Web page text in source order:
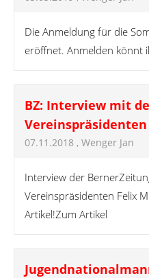
Die Anmeldung für die
eröffnet. Anmelden könnt
BZ: Interview mit
Vereinspräsidenten
07.11.2018 , Wenger Jan
Interview der
Vereinspräsidenten Felix
Artikel!Zum Artikel